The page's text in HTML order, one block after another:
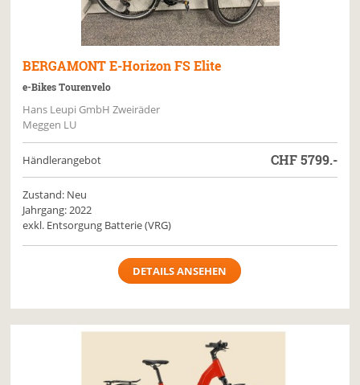
BERGAMONT E-Horizon FS Elite
e-Bikes Tourenvelo
Hans Leupi GmbH Zweiräder
Meggen LU
Händlerangebot CHF5799.-
Zustand: Neu
Jahrgang: 2022
exkl. Entsorgung Batterie (VRG)
DETAILS ANSEHEN